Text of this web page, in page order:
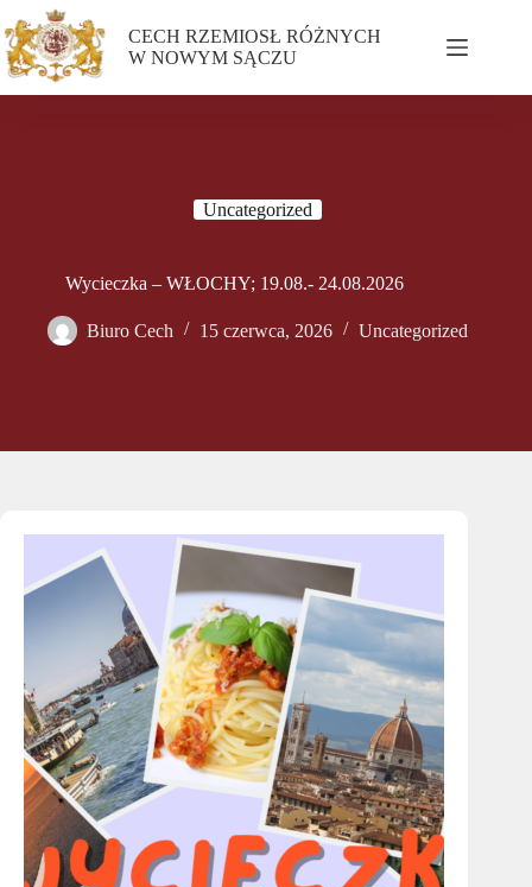
CECH RZEMIOSŁ RÓŻNYCH
W NOWYM SĄCZU
Uncategorized
Wycieczka – WŁOCHY; 19.08.- 24.08.2026
Biuro Cech 15 czerwca, 2026 Uncategorized